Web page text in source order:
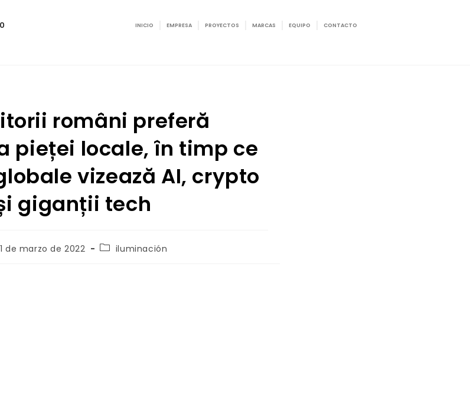
INICIO EMPRESA PROYECTOS MARCAS EQUIPO CONTACTO
români preferă
pieței locale, în timp ce
vizează AI, crypto
giganții tech
de marzo de 2022 iluminación